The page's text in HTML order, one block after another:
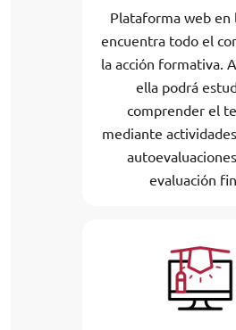
Plataforma web en
encuentra todo el
la acción formativa.
ella podrá
comprender el
mediante
evaluación